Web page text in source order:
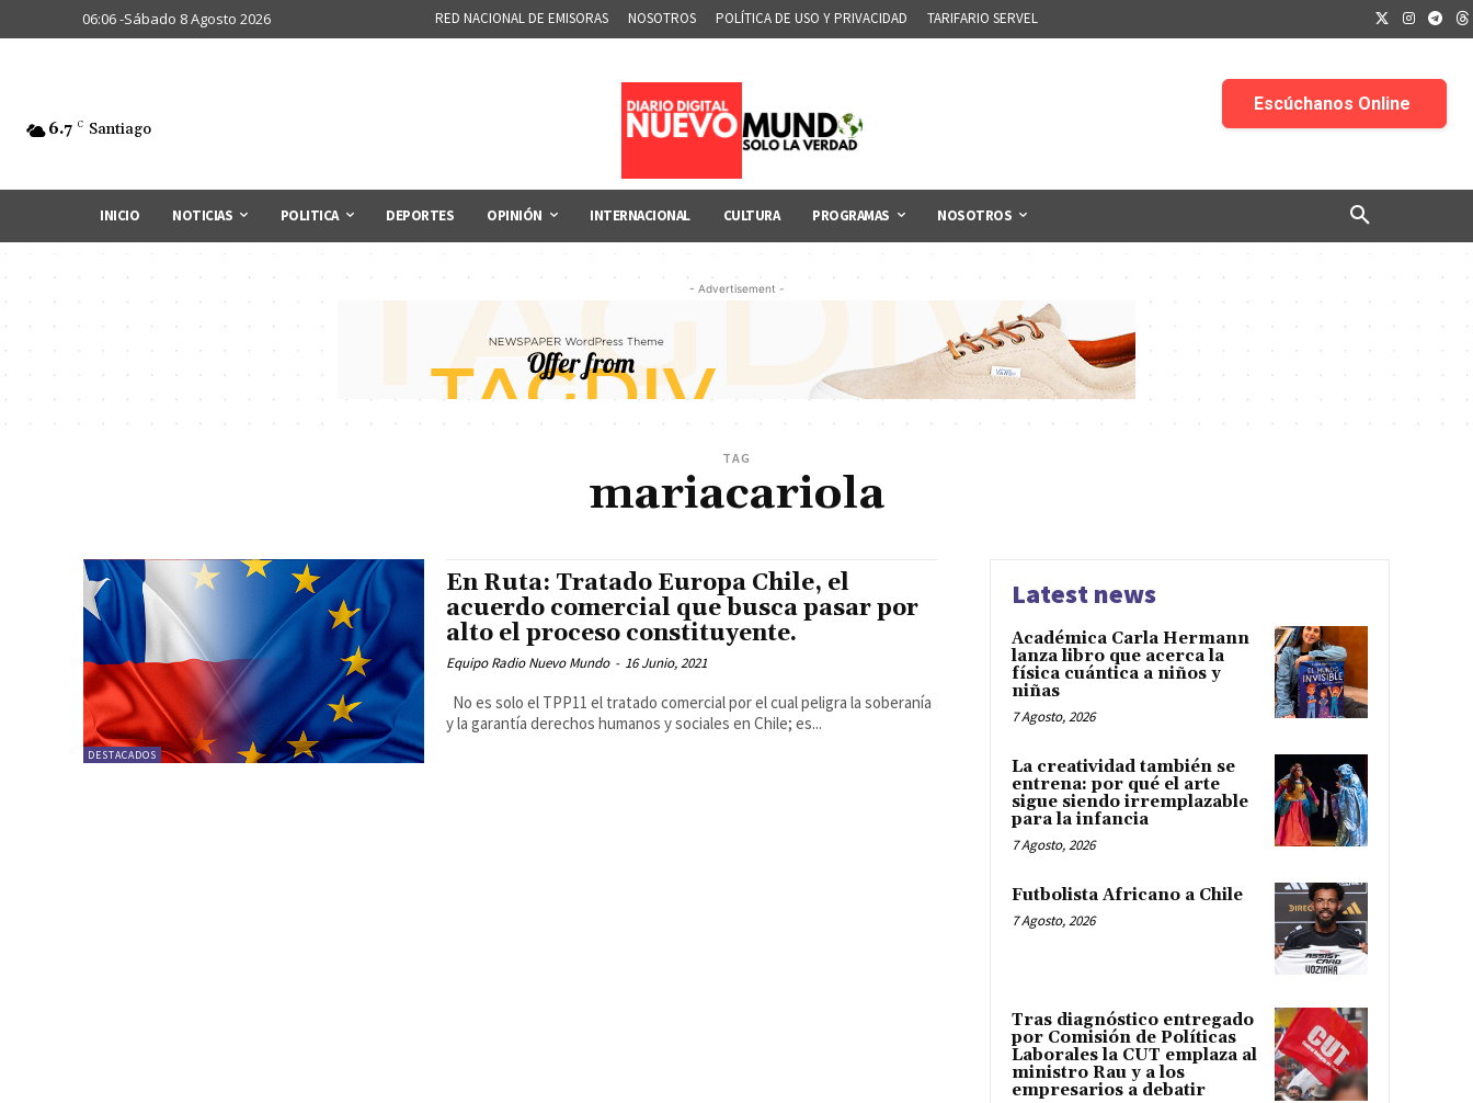
06:06 -Sábado 8 Agosto 2026 RED NACIONAL DE EMISORAS NOSOTROS POLÍTICA DE USO Y PRIVACIDAD TARIFARIO SERVEL
6.7 C Santiago
INICIO NOTICIAS POLITICA DEPORTES OPINIÓN INTERNACIONAL CULTURA PROGRAMAS NOSOTROS
- Advertisement -
TAG
mariacariola
DESTACADOS
En Ruta: Tratado Europa Chile, el
acuerdo comercial que busca pasar por
alto el proceso constituyente.
Equipo Radio Nuevo Mundo - 16 Junio, 2021
No es solo el TPP11 el tratado comercial por el cual peligra la soberanía
y la garantía derechos humanos y sociales en Chile; es...
Latest news
Académica Carla Hermann
lanza libro que acerca la
física cuántica a niños y
niñas
7 Agosto, 2026
La creatividad también se
entrena: por qué el arte
sigue siendo irremplazable
para la infancia
7 Agosto, 2026
Futbolista Africano a Chile
7 Agosto, 2026
Tras diagnóstico entregado
por Comisión de Políticas
Laborales la CUT emplaza al
ministro Rau y a los
empresarios a debatir